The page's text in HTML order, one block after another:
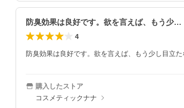
防臭効果は良好です。欲を言えば、もう少…
4
防臭効果は良好です。欲を言えば、もう少し目立た
購入したストア
コスメティックナナ